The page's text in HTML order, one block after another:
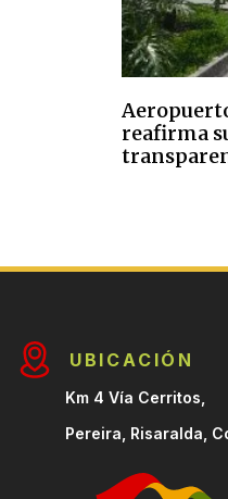
reafirma
UBICACIÓN
Km 4 Vía Cerritos,
Pereira, Risaralda,